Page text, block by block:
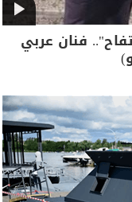
فنان عربي